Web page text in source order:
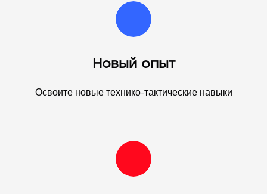
Новый опыт
Освоите новые технико-тактические навыки